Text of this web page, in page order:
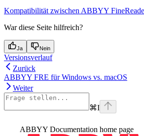
Kompatibilität zwischen ABBYY
War diese Seite hilfreich?
Ja Nein
Versionsverlauf
Zurück
ABBYY FRE für Windows vs. macOS
Weiter
⌘I
ABBYY Documentation home page